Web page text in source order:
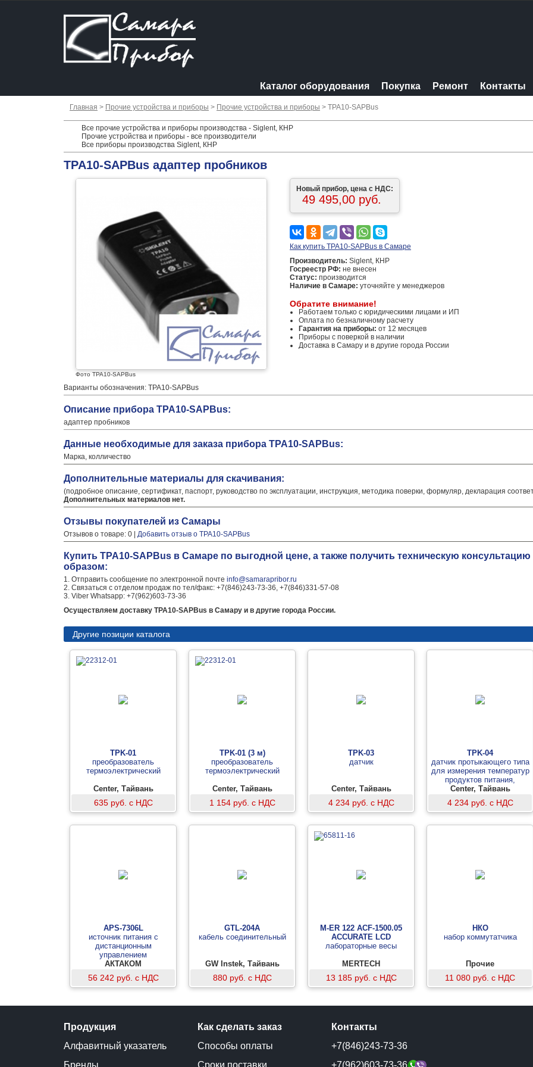
Каталог оборудования Покупка Ремонт Контакты
Главная > Прочие устройства и приборы > Прочие устройства и приборы > TPA10-SAPBus
Все прочие устройства и приборы производства - Siglent, КНР
Прочие устройства и приборы - все производители
Все приборы производства Siglent, КНР
TPA10-SAPBus адаптер пробников
Фото TPA10-SAPBus
Новый прибор, цена с НДС:
49 495,00 руб.
Как купить TPA10-SAPBus в Самаре
Производитель: Siglent, КНР
Госреестр РФ: не внесен
Статус: производится
Наличие в Самаре: уточняйте у менеджеров
Обратите внимание!
Работаем только с юридическими лицами и ИП
Оплата по безналичному расчету
Гарантия на приборы: от 12 месяцев
Приборы с поверкой в наличии
Доставка в Самару и в другие города России
Варианты обозначения: TPA10-SAPBus
Описание прибора TPA10-SAPBus:
адаптер пробников
Данные необходимые для заказа прибора TPA10-SAPBus:
Марка, колличество
Дополнительные материалы для скачивания:
(подробное описание, сертификат, паспорт, руководство по эксплуатации, инструкция, методика поверки, формуляр, декларация
Дополнительных материалов нет.
Отзывы покупателей из Самары
Отзывов о товаре: 0 | Добавить отзыв о TPA10-SAPBus
Купить TPA10-SAPBus в Самаре по выгодной цене, а также получить техническую
образом:
1. Отправить сообщение по электронной почте info@samarapribor.ru
2. Связаться с отделом продаж по тел/факс: +7(846)243-73-36, +7(846)331-57-08
3. Viber Whatsapp: +7(962)603-73-36
Осуществляем доставку TPA10-SAPBus в Самару и в другие города России.
Другие позиции каталога
TPK-01
преобразователь
термоэлектрический
Center, Тайвань
635 руб. с НДС
TPK-01 (3 м)
преобразователь
термоэлектрический
Center, Тайвань
1 154 руб. с НДС
TPK-03
датчик
Center, Тайвань
4 234 руб. с НДС
TPK-04
датчик протыкающего типа
для измерения температур
продуктов питания,
жидкостей, гелей, пластика,
резины
Center, Тайвань
4 234 руб. с НДС
APS-7306L
источник питания с
дистанционным
управлением
АКТАКОМ
56 242 руб. с НДС
GTL-204A
кабель соединительный
GW Instek, Тайвань
880 руб. с НДС
M-ER 122 АCF-1500.05
ACCURATE LСD
лабораторные весы
MERTECH
13 185 руб. с НДС
НКО
набор коммутатчика
Прочие
11 080 руб. с НДС
Продукция
Алфавитный указатель
Бренды
Как сделать заказ
Способы оплаты
Сроки поставки
Контакты
+7(846)243-73-36
+7(962)603-73-36